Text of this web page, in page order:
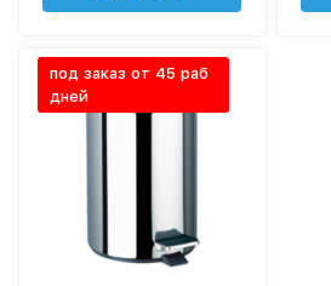
под заказ от 45 раб
дней